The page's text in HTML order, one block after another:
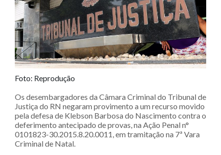
Foto: Reprodução
Os desembargadores da Câmara Criminal do Tribunal de
Justiça do RN negaram provimento a um recurso movido
pela defesa de Klebson Barbosa do Nascimento contra o
deferimento antecipado de provas, na Ação Penal n°
0101823-30.2015.8.20.0011, em tramitação na 7ª Vara
Criminal de Natal.